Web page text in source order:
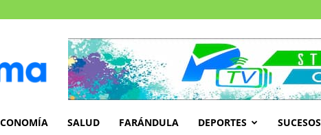
SALUD FARÁNDULA DEPORTES SUCESOS